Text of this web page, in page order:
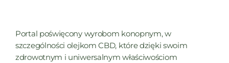
Portal poświęcony wyrobom konopnym, w
szczególności olejkom CBD, które dzięki swoim
zdrowotnym i uniwersalnym właściwościom